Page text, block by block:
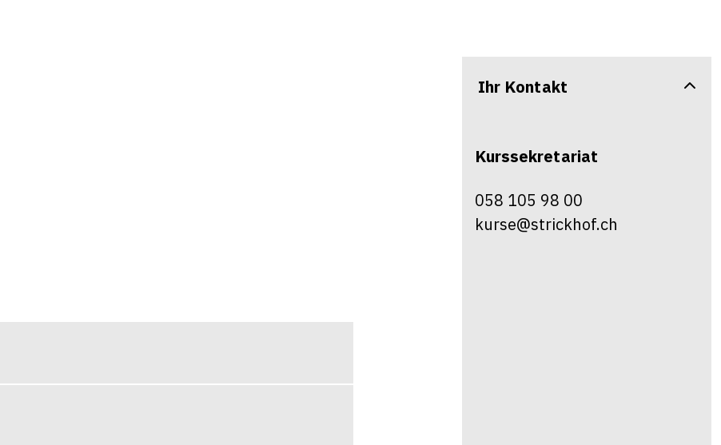
Ihr Kontakt
Kurssekretariat
058 105 98 00
kurse@strickhof.ch